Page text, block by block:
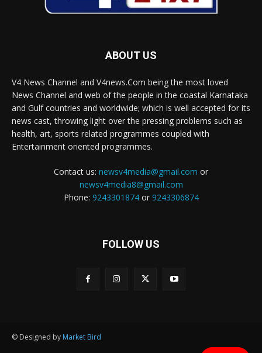
ABOUT US
V4 News Channel and V4news.Com being the most loved
News Channel and web of the people in the coastal Karnataka
and Gulf countries and worldwide; which is well accepted for its
news cast, throwing light over the pressing problems such as
health, art, sports related programmes coupled with
Entertainment oriented programmes.
Contact us: newsv4media@gmail.com or
newsv4media8@gmail.com
Phone: 9243301874or 9243306874
FOLLOW US
© Designed by Market Bird